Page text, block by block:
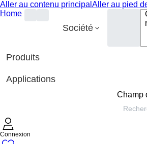
Aller au contenu principal Aller au pied
Home
Société
Produits
Applications
Champ
Connexion